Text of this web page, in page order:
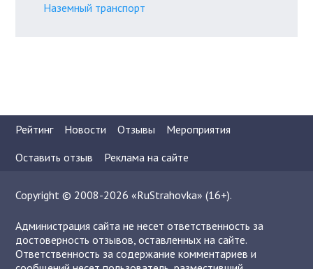
Наземный транспорт
Рейтинг Новости Отзывы
Мероприятия
Оставить отзыв
Реклама на сайте
Copyright © 2008-2026 «RuStrahovka» (16+).
Администрация сайта не несет ответственность за
достоверность отзывов, оставленных на сайте.
Ответственность за содержание комментариев и